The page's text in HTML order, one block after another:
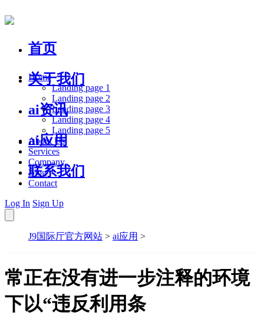
首页
关于我们
ai资讯
ai应用
联系我们
Home
Landing page 1
Landing page 2
Landing page 3
Landing page 4
Landing page 5
About Us
Services
Company
Blog
Contact
Log In Sign Up
J9国际厅官方网站 > ai应用 >
常正在没有进一步注释的环境
下以“违反利用条